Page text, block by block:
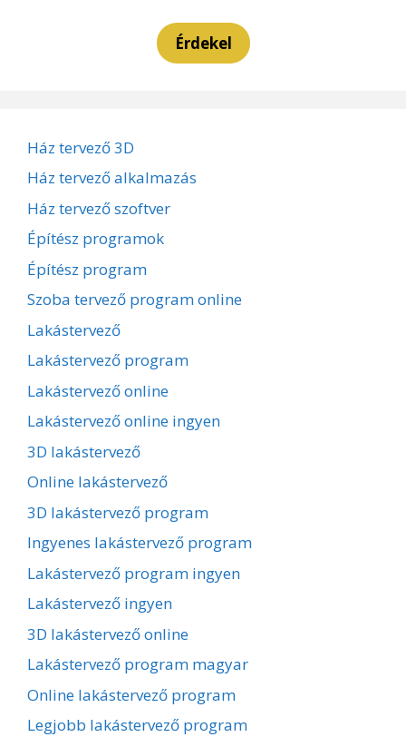
Érdekel
Ház tervező 3D
Ház tervező alkalmazás
Ház tervező szoftver
Építész programok
Építész program
Szoba tervező program online
Lakástervező
Lakástervező program
Lakástervező online
Lakástervező online ingyen
3D lakástervező
Online lakástervező
3D lakástervező program
Ingyenes lakástervező program
Lakástervező program ingyen
Lakástervező ingyen
3D lakástervező online
Lakástervező program magyar
Online lakástervező program
Legjobb lakástervező program